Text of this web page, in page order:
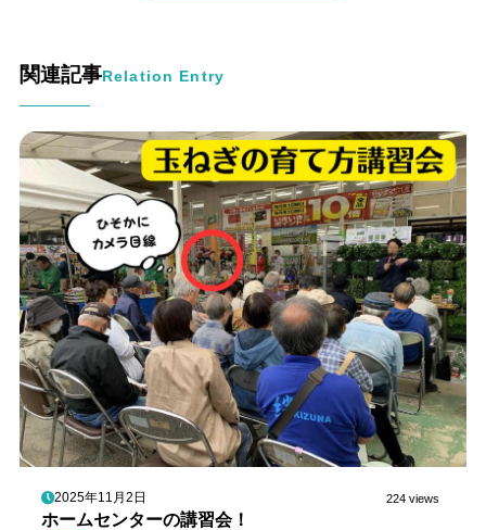
関連記事Relation Entry
2025年11月2日 224 views
ホームセンターの講習会！